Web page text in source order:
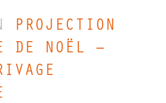
PROJECTION
DE NOËL –